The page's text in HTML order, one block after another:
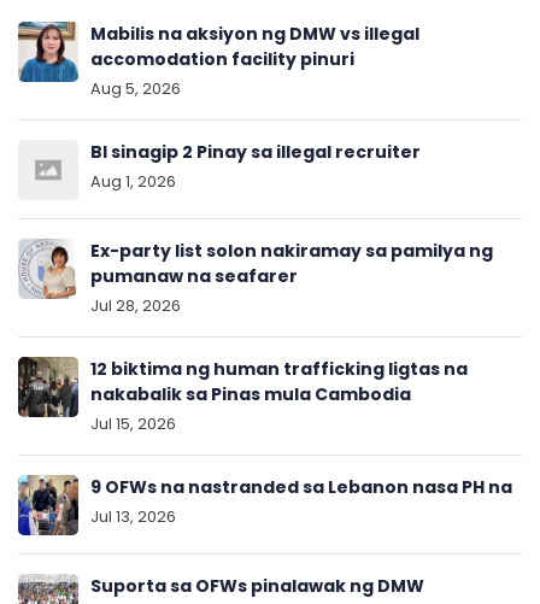
Mabilis na aksiyon ng DMW vs illegal
accomodation facility pinuri
Aug 5, 2026
BI sinagip 2 Pinay sa illegal recruiter
Aug 1, 2026
Ex-party list solon nakiramay sa pamilya ng
pumanaw na seafarer
Jul 28, 2026
12 biktima ng human trafficking ligtas na
nakabalik sa Pinas mula Cambodia
Jul 15, 2026
9 OFWs na nastranded sa Lebanon nasa PH na
Jul 13, 2026
Suporta sa OFWs pinalawak ng DMW